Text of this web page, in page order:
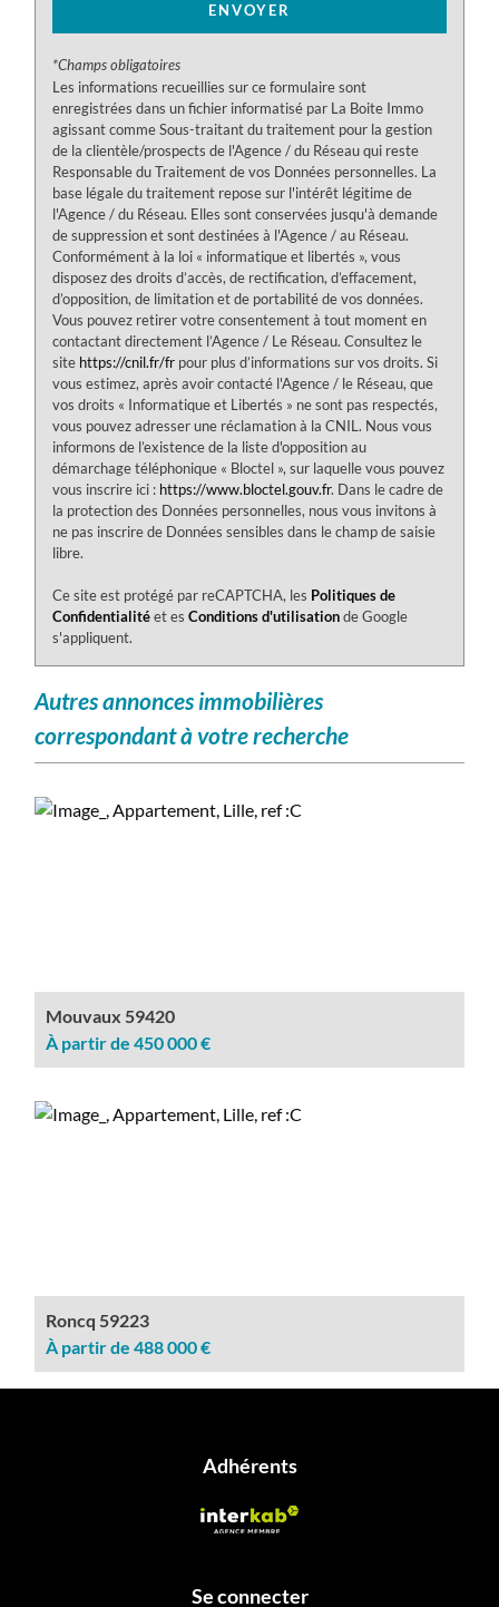
ENVOYER
*Champs obligatoires
Les informations recueillies sur ce formulaire sont
enregistrées dans un fichier informatisé par La Boite Immo
agissant comme Sous-traitant du traitement pour la gestion
de la clientèle/prospects de l'Agence / du Réseau qui reste
Responsable du Traitement de vos Données personnelles. La
base légale du traitement repose sur l'intérêt légitime de
l'Agence / du Réseau. Elles sont conservées jusqu'à demande
de suppression et sont destinées à l'Agence / au Réseau.
Conformément à la loi « informatique et libertés », vous
disposez des droits d’accès, de rectification, d’effacement,
d’opposition, de limitation et de portabilité de vos données.
Vous pouvez retirer votre consentement à tout moment en
contactant directement l’Agence / Le Réseau. Consultez le
site https://cnil.fr/fr pour plus d’informations sur vos droits. Si
vous estimez, après avoir contacté l'Agence / le Réseau, que
vos droits « Informatique et Libertés » ne sont pas respectés,
vous pouvez adresser une réclamation à la CNIL. Nous vous
informons de l’existence de la liste d'opposition au
démarchage téléphonique « Bloctel », sur laquelle vous pouvez
vous inscrire ici : https://www.bloctel.gouv.fr. Dans le cadre de
la protection des Données personnelles, nous vous invitons à
ne pas inscrire de Données sensibles dans le champ de saisie
libre.
Ce site est protégé par reCAPTCHA, les Politiques de
Confidentialitéet es Conditions d'utilisationde Google
s'appliquent.
autres annonces immobilières
correspondant à votre recherche
Mouvaux 59420
À partir de 450 000 €
Roncq 59223
À partir de 488 000 €
adhérents
se connecter